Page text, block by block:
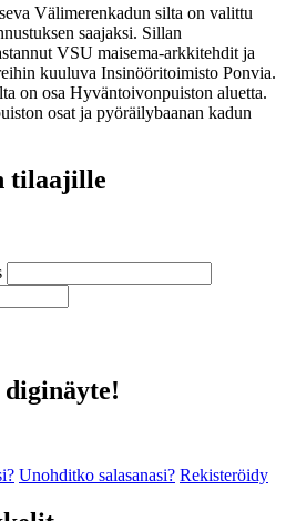
Välimerenkadun silta on valittu
saajaksi. Sillan
VSU maisema-arkkitehdit ja
kuuluva Insinööritoimisto Ponvia.
on osa Hyväntoivonpuiston aluetta.
osat ja pyöräilybaanan kadun
tilaajille
Unohditko salasanasi? Rekisteröidy